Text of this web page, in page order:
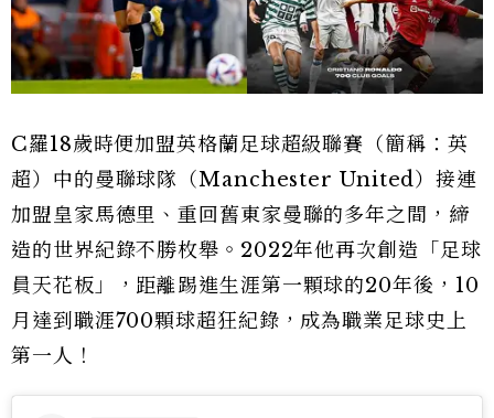
C羅18歲時便加盟英格蘭足球超級聯賽（簡稱：英
超）中的曼聯球隊（Manchester United）接連
加盟皇家馬德里、重回舊東家曼聯的多年之間，締
造的世界紀錄不勝枚舉。2022年他再次創造「足球
員天花板」，距離踢進生涯第一顆球的20年後，10
月達到職涯700顆球超狂紀錄，成為職業足球史上
第一人！